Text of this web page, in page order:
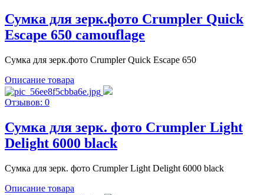
Сумка для зерк.фото Crumpler Quick
Escape 650 camouflage
Сумка для зерк.фото Crumpler Quick Escape 650
Описание товара
Отзывов: 0
Сумка для зерк. фото Crumpler Light
Delight 6000 black
Сумка для зерк. фото Crumpler Light Delight 6000 black
Описание товара